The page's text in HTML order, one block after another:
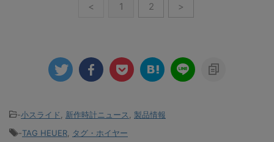
< 1 2 >
-小スライド, 新作時計ニュース, 製品情報
-TAG HEUER, タグ・ホイヤー